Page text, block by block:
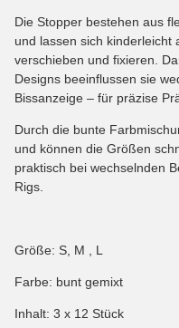
Die Stopper bestehen aus
und lassen sich kinderleicht
verschieben und fixieren.
Designs beeinflussen sie
Bissanzeige – für präzise
Durch die bunte
und können die Größen
praktisch bei wechselnden
Rigs.
Größe: S, M , L
Farbe: bunt gemixt
Inhalt: 3 x 12 Stück